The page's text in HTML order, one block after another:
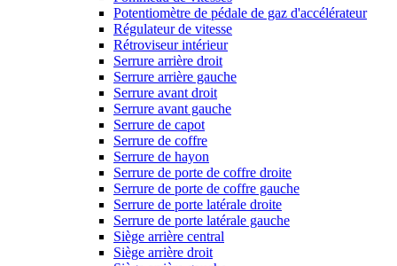
Potentiomètre de pédale de gaz d'accélérateur
Régulateur de vitesse
Rétroviseur intérieur
Serrure arrière droit
Serrure arrière gauche
Serrure avant droit
Serrure avant gauche
Serrure de capot
Serrure de coffre
Serrure de hayon
Serrure de porte de coffre droite
Serrure de porte de coffre gauche
Serrure de porte latérale droite
Serrure de porte latérale gauche
Siège arrière central
Siège arrière droit